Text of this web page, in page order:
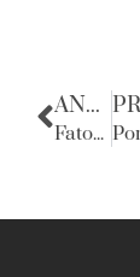
ANTERIOR
Fatos Diversos